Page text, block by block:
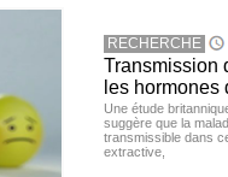
RECHERCHE
Transmission
les hormones
Une étude
suggère que la
transmissible dans
extractive,